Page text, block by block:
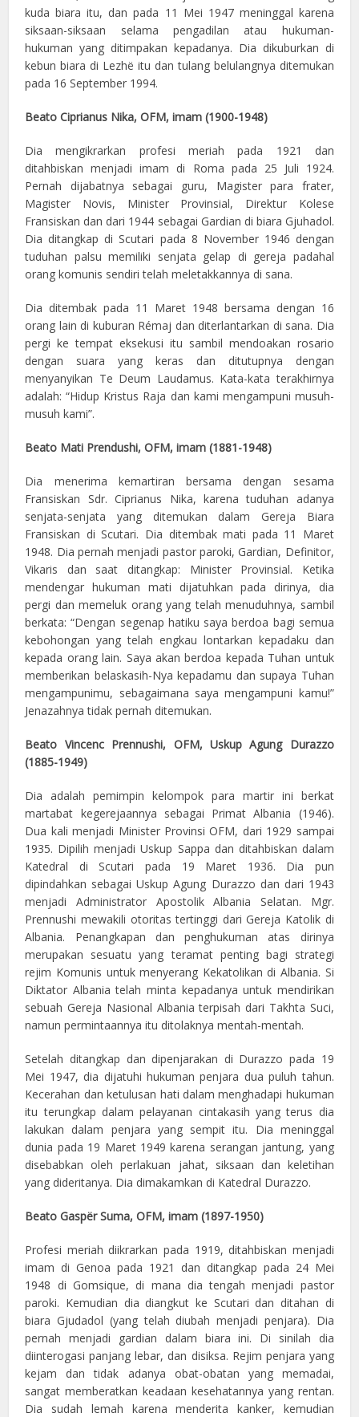
kuda biara itu, dan pada 11 Mei 1947 meninggal karena
siksaan-siksaan selama pengadilan atau hukuman-
hukuman yang ditimpakan kepadanya. Dia dikuburkan di
kebun biara di Lezhë itu dan tulang belulangnya ditemukan
pada 16 September 1994.
Beato Ciprianus Nika, OFM, imam (1900-1948)
Dia mengikrarkan profesi meriah pada 1921 dan
ditahbiskan menjadi imam di Roma pada 25 Juli 1924.
Pernah dijabatnya sebagai guru, Magister para frater,
Magister Novis, Minister Provinsial, Direktur Kolese
Fransiskan dan dari 1944 sebagai Gardian di biara Gjuhadol.
Dia ditangkap di Scutari pada 8 November 1946 dengan
tuduhan palsu memiliki senjata gelap di gereja padahal
orang komunis sendiri telah meletakkannya di sana.
Dia ditembak pada 11 Maret 1948 bersama dengan 16
orang lain di kuburan Rémaj dan diterlantarkan di sana. Dia
pergi ke tempat eksekusi itu sambil mendoakan rosario
dengan suara yang keras dan ditutupnya dengan
menyanyikan Te Deum Laudamus. Kata-kata terakhirnya
adalah: “Hidup Kristus Raja dan kami mengampuni musuh-
musuh kami”.
Beato Mati Prendushi, OFM, imam (1881-1948)
Dia menerima kemartiran bersama dengan sesama
Fransiskan Sdr. Ciprianus Nika, karena tuduhan adanya
senjata-senjata yang ditemukan dalam Gereja Biara
Fransiskan di Scutari. Dia ditembak mati pada 11 Maret
1948. Dia pernah menjadi pastor paroki, Gardian, Definitor,
Vikaris dan saat ditangkap: Minister Provinsial. Ketika
mendengar hukuman mati dijatuhkan pada dirinya, dia
pergi dan memeluk orang yang telah menuduhnya, sambil
berkata: “Dengan segenap hatiku saya berdoa bagi semua
kebohongan yang telah engkau lontarkan kepadaku dan
kepada orang lain. Saya akan berdoa kepada Tuhan untuk
memberikan belaskasih-Nya kepadamu dan supaya Tuhan
mengampunimu, sebagaimana saya mengampuni kamu!”
Jenazahnya tidak pernah ditemukan.
Beato Vincenc Prennushi, OFM, Uskup Agung Durazzo
(1885-1949)
Dia adalah pemimpin kelompok para martir ini berkat
martabat kegerejaannya sebagai Primat Albania (1946).
Dua kali menjadi Minister Provinsi OFM, dari 1929 sampai
1935. Dipilih menjadi Uskup Sappa dan ditahbiskan dalam
Katedral di Scutari pada 19 Maret 1936. Dia pun
dipindahkan sebagai Uskup Agung Durazzo dan dari 1943
menjadi Administrator Apostolik Albania Selatan. Mgr.
Prennushi mewakili otoritas tertinggi dari Gereja Katolik di
Albania. Penangkapan dan penghukuman atas dirinya
merupakan sesuatu yang teramat penting bagi strategi
rejim Komunis untuk menyerang Kekatolikan di Albania. Si
Diktator Albania telah minta kepadanya untuk mendirikan
sebuah Gereja Nasional Albania terpisah dari Takhta Suci,
namun permintaannya itu ditolaknya mentah-mentah.
Setelah ditangkap dan dipenjarakan di Durazzo pada 19
Mei 1947, dia dijatuhi hukuman penjara dua puluh tahun.
Kecerahan dan ketulusan hati dalam menghadapi hukuman
itu terungkap dalam pelayanan cintakasih yang terus dia
lakukan dalam penjara yang sempit itu. Dia meninggal
dunia pada 19 Maret 1949 karena serangan jantung, yang
disebabkan oleh perlakuan jahat, siksaan dan keletihan
yang dideritanya. Dia dimakamkan di Katedral Durazzo.
Beato Gaspër Suma, OFM, imam (1897-1950)
Profesi meriah diikrarkan pada 1919, ditahbiskan menjadi
imam di Genoa pada 1921 dan ditangkap pada 24 Mei
1948 di Gomsique, di mana dia tengah menjadi pastor
paroki. Kemudian dia diangkut ke Scutari dan ditahan di
biara Gjudadol (yang telah diubah menjadi penjara). Dia
pernah menjadi gardian dalam biara ini. Di sinilah dia
diinterogasi panjang lebar, dan disiksa. Rejim penjara yang
kejam dan tidak adanya obat-obatan yang memadai,
sangat memberatkan keadaan kesehatannya yang rentan.
Dia sudah lemah karena menderita kanker, kemudian